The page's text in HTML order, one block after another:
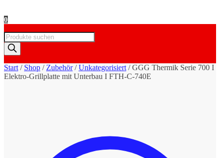
0
Products
search
Start / Shop / Zubehör/Unkategorisiert /GGG Thermik Serie 700 I
Elektro-Grillplatte mit Unterbau I FTH-C-740E